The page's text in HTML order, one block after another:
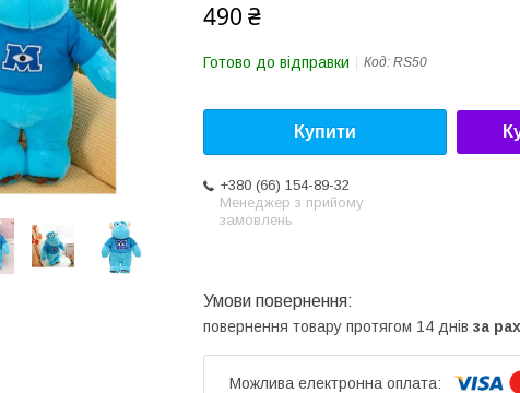
490 ₴
Готово до відправки Код: RS50
Купити
+380 (66) 154-89-32
Менеджер з прийому
замовлень
повернення товару протягом 14 днів за